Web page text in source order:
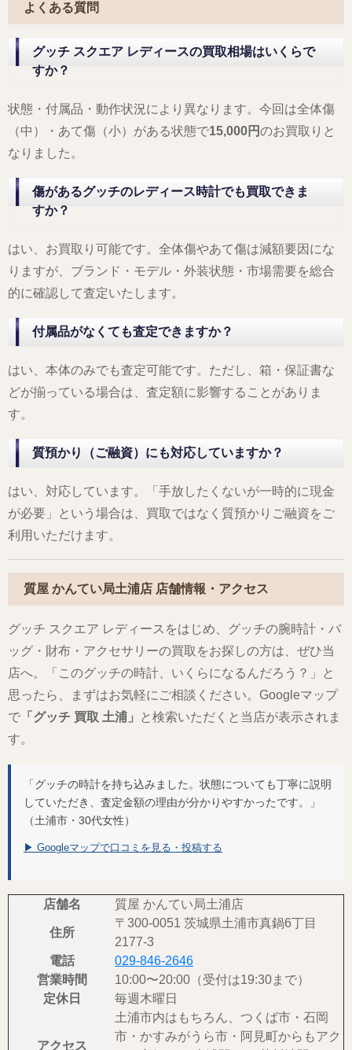
よくある質問
グッチ スクエア レディースの買取相場はいくらで
すか？
状態・付属品・動作状況により異なります。今回は全体傷
（中）・あて傷（小）がある状態で15,000円のお買取りと
なりました。
傷があるグッチのレディース時計でも買取できま
すか？
はい、お買取り可能です。全体傷やあて傷は減額要因にな
りますが、ブランド・モデル・外装状態・市場需要を総合
的に確認して査定いたします。
付属品がなくても査定できますか？
はい、本体のみでも査定可能です。ただし、箱・保証書な
どが揃っている場合は、査定額に影響することがありま
す。
質預かり（ご融資）にも対応していますか？
はい、対応しています。「手放したくないが一時的に現金
が必要」という場合は、買取ではなく質預かりご融資をご
利用いただけます。
質屋 かんてい局土浦店 店舗情報・アクセス
グッチ スクエア レディースをはじめ、グッチの腕時計・バ
ッグ・財布・アクセサリーの買取をお探しの方は、ぜひ当
店へ。「このグッチの時計、いくらになるんだろう？」と
思ったら、まずはお気軽にご相談ください。Googleマップ
で 「グッチ 買取 土浦」
と検索いただくと当店が表示されま
す。
「グッチの時計を持ち込みました。状態についても丁寧に説明
していただき、査定金額の理由が分かりやすかったです。」
（土浦市・30代女性）
▶ Googleマップで口コミを見る・投稿する
店舗名 質屋 かんてい局土浦店
住所
〒300-0051 茨城県土浦市真鍋6丁目
2177-3
電話
029-846-2646
営業時間
10:00〜20:00（受付は19:30まで）
定休日
毎週木曜日
アクセス
土浦市内はもちろん、つくば市・石岡
市・かすみがうら市・阿見町からもアク